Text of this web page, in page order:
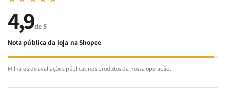
4,9de 5
Nota pública da loja na Shopee
Milhares de avaliações públicas nos produtos da nossa operação.